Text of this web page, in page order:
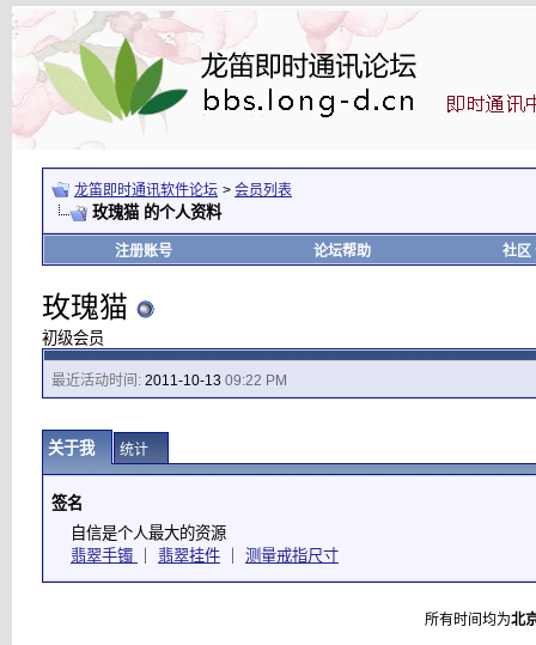
龙笛即时通讯软件论坛 > 会员列表
玫瑰猫 的个人资料
注册账号 论坛帮助 社区
玫瑰猫
初级会员
最近活动时间: 2011-10-13 09:22 PM
关于我 统计
签名
自信是个人最大的资源
翡翠手镯
翡翠挂件 测量戒指尺寸
所有时间均为北